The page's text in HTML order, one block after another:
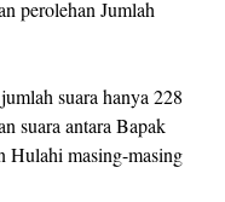
perolehan Jumlah
suara hanya 228
suara antara Bapak
masing-masing